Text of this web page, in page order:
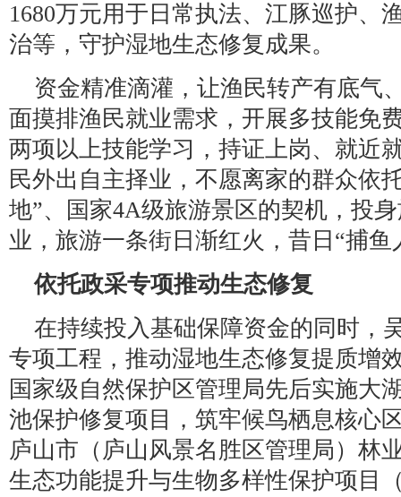
1680万元用于日常执法、江豚巡护、
治等，守护湿地生态修复成果。
资金精准滴灌，让渔民转产有底气
面摸排渔民就业需求，开展多技能免
两项以上技能学习，持证上岗、就近
民外出自主择业，不愿离家的群众依
地”、国家4A级旅游景区的契机，投
业，旅游一条街日渐红火，昔日“捕鱼
依托政采专项推动生态修复
在持续投入基础保障资金的同时，
专项工程，推动湿地生态修复提质增
国家级自然保护区管理局先后实施大
池保护修复项目，筑牢候鸟栖息核心
庐山市（庐山风景名胜区管理局）林
生态功能提升与生物多样性保护项目